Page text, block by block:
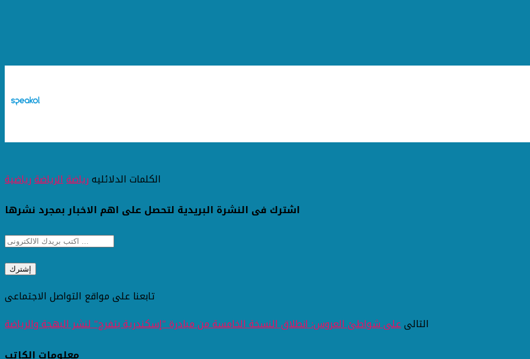
الكلمات الدلائليهرياضةالرياضةرياضية
اشترك فى النشرة البريدية لتحصل على اهم الاخبار بمجرد نشرها
تابعنا على مواقع التواصل الاجتماعى
التالىعلى شواطئ العروس: انطلاق النسخة الخامسة من مبادرة "إسكندرية بتفرح" لنشر البهجة والرياضة
معلومات الكاتب